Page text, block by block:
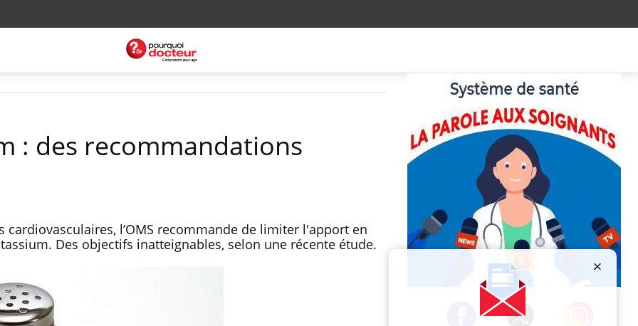
: des recommandations
l’OMS recommande de limiter l'apport en
Des objectifs inatteignables, selon une récente étude.